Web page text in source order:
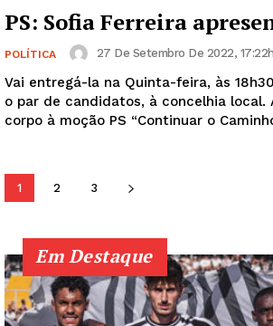
Institucional
Artigos
Grande Entrevista
Quero ser Assinante
PS: Sofia Ferreira
POLÍTICA 27 De Setembro De 2022, 17:22h
Vai entregá-la na Quinta-feira, às
o par de candidatos, à concelhia local. A lista que dá
corpo à moção PS “Continuar o
1 2 3
Em Destaque